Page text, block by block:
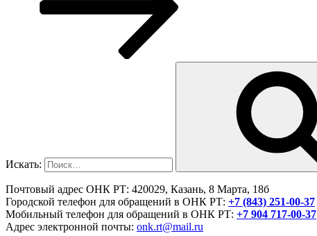
Искать:
Почтовый адрес ОНК РТ: 420029, Казань, 8 Марта, 18б
Городской телефон для обращений в ОНК РТ: +7 (843) 251-00-37
Мобильный телефон для обращений в ОНК РТ: +7 904 717-00-37
Адрес электронной почты: onk.rt@mail.ru